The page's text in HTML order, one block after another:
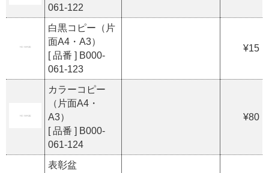
061-122
白黒コピー（片
面A4・A3）
[ 品番 ] B000-
061-123
¥15
カラーコピー
（片面A4・
A3）
[ 品番 ] B000-
061-124
¥80
表彰盆